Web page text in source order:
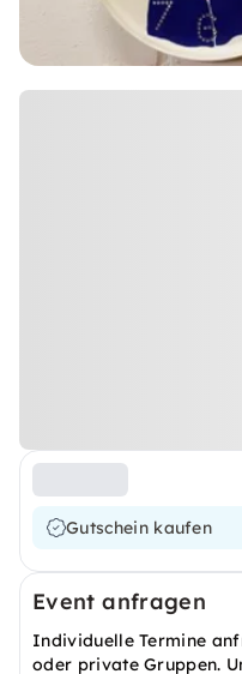
Gutschein kaufen
Event anfragen
Individuelle Termine
oder private Gruppen.